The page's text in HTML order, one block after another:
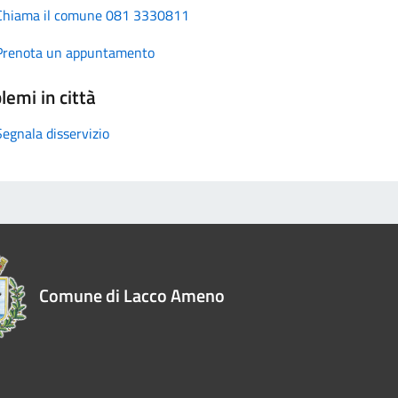
il comune 081 3330811
un appuntamento
in città
disservizio
Comune di Lacco Ameno